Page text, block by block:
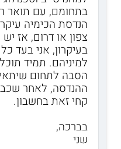
בתחומם, עם תואר
הנדסת הכימיה
צפון או דרום, אז
בעיקרון, אני בעד
למיניהם. תמיד
הסבה לתחום
ההנדסה, לאחר
קחי זאת בחשבון.
בברכה,
שני